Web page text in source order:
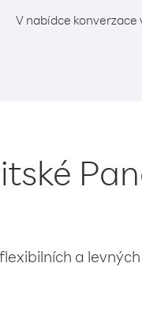
V nabídce konverzace
a